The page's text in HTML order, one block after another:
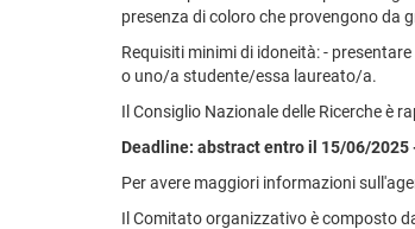
presenza di coloro che provengono da
Requisiti minimi di idoneità: -
o uno/a studente/essa laureato/a.
Il Consiglio Nazionale delle Ricerche è
Deadline: abstract entro il 15/06/
Per avere maggiori informazioni
Il Comitato organizzativo è composto